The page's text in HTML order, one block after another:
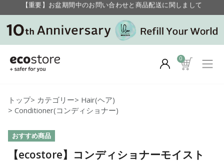
毎月お得にポイントが貯まる！ “月のポイントアップデー”
【重要】お盆期間中のお問い合わせと商品配送に関しまして
毎月お得にポイントが貯まる！ “月のポイントアップデー”
0
トップ> カテゴリー> Hair(ヘア)
> Conditioner(コンディショナー)
おすすめ商品
【ecostore】コンディショナーモイスト